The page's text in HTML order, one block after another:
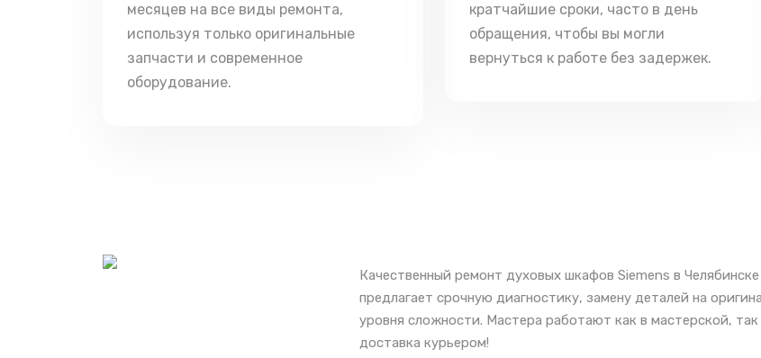
месяцев на все виды ремонта,
используя только оригинальные
запчасти и современное
оборудование.
кратчайшие сроки, часто в день
обращения, чтобы вы могли
вернуться к работе без задержек.
Качественный ремонт духовых шкафов Siemens в
предлагает срочную диагностику, замену деталей на
уровня сложности. Мастера работают как в мастерской,
доставка курьером!